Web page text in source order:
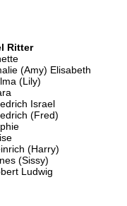
Ritter
(Amy) Elisabeth
(Lily)
Israel
(Fred)
(Harry)
(Sissy)
Ludwig